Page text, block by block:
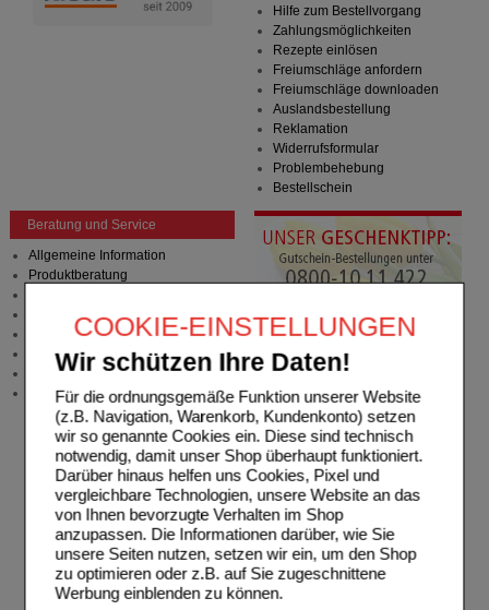
COOKIE-EINSTELLUNGEN
Wir schützen Ihre Daten!
Für die ordnungsgemäße Funktion unserer Website
(z.B. Navigation, Warenkorb, Kundenkonto) setzen
wir so genannte Cookies ein. Diese sind technisch
notwendig, damit unser Shop überhaupt funktioniert.
Darüber hinaus helfen uns Cookies, Pixel und
vergleichbare Technologien, unsere Website an das
von Ihnen bevorzugte Verhalten im Shop
anzupassen. Die Informationen darüber, wie Sie
unsere Seiten nutzen, setzen wir ein, um den Shop
zu optimieren oder z.B. auf Sie zugeschnittene
Werbung einblenden zu können.
Hilfe zum Bestellvorgang
Zahlungsmöglichkeiten
Rezepte einlösen
Freiumschläge anfordern
Freiumschläge downloaden
Auslandsbestellung
Reklamation
Widerrufsformular
Problembehebung
Bestellschein
Beratung und Service
Allgemeine Information
Produktberatung
Zuzahlungsfreie Arzneien
Angebote & Downloads
Newsletter
Neukundenprämie
Stellenangebote